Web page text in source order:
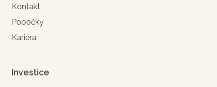
Kontakt
Pobočky
Kariéra
Investice